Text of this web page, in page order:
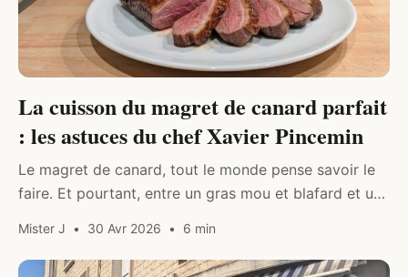
La cuisson du magret de canard parfait
: les astuces du chef Xavier Pincemin
Le magret de canard, tout le monde pense savoir le
faire. Et pourtant, entre un gras mou et blafard et une
Mister J 30 Avr 2026 6 min